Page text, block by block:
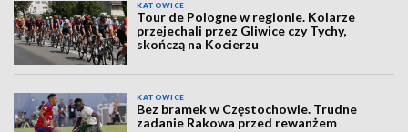
KATOWICE
Tour de Pologne w regionie. Kolarze
przejechali przez Gliwice czy Tychy,
skończą na Kocierzu
KATOWICE
Bez bramek w Częstochowie. Trudne
zadanie Rakowa przed rewanżem